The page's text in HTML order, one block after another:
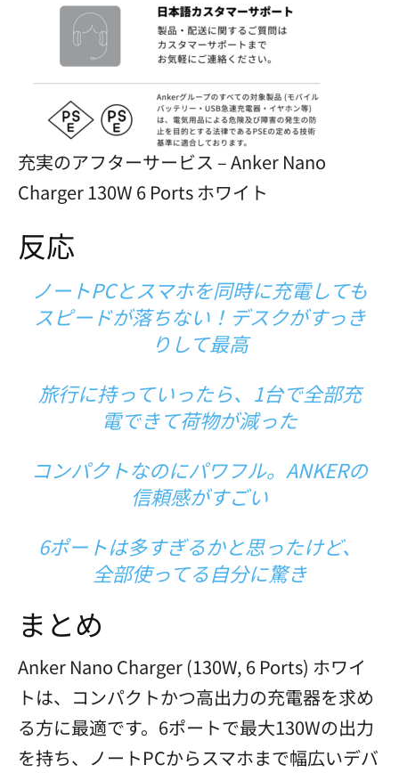
充実のアフターサービス – Anker Nano
Charger 130W 6 Ports ホワイト
反応
ノートPCとスマホを同時に充電しても
スピードが落ちない！デスクがすっき
りして最高
旅行に持っていったら、1台で全部充
電できて荷物が減った
コンパクトなのにパワフル。ANKERの
信頼感がすごい
6ポートは多すぎるかと思ったけど、
全部使ってる自分に驚き
まとめ
Anker Nano Charger (130W, 6 Ports) ホワイ
トは、コンパクトかつ高出力の充電器を求め
る方に最適です。6ポートで最大130Wの出力
を持ち、ノートPCからスマホまで幅広いデバ